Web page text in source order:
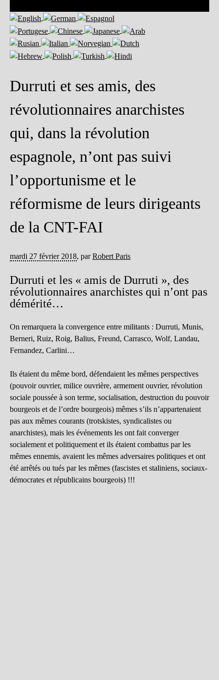
Durruti et ses amis, des
révolutionnaires anarchistes
qui, dans la révolution
espagnole, n’ont pas suivi
l’opportunisme et le
réformisme de leurs dirigeants
de la CNT-FAI
mardi 27 février 2018, parRobert Paris
Durruti et les « amis de Durruti », des
révolutionnaires anarchistes qui n’ont pas
démérité…
On remarquera la convergence entre militants : Durruti, Munis,
Berneri, Ruiz, Roig, Balius, Freund, Carrasco, Wolf, Landau,
Fernandez, Carlini…
Ils étaient du même bord, défendaient les mêmes perspectives
(pouvoir ouvrier, milice ouvrière, armement ouvrier, révolution
sociale poussée à son terme, socialisation, destruction du pouvoir
bourgeois et de l’ordre bourgeois) mêmes s’ils n’appartenaient
pas aux mêmes courants (trotskistes, syndicalistes ou
anarchistes), mais les événements les ont fait converger
socialement et politiquement et ils étaient combattus par les
mêmes ennemis, avaient les mêmes adversaires politiques et ont
été arrêtés ou tués par les mêmes (fascistes et staliniens, sociaux-
démocrates et républicains bourgeois) !!!